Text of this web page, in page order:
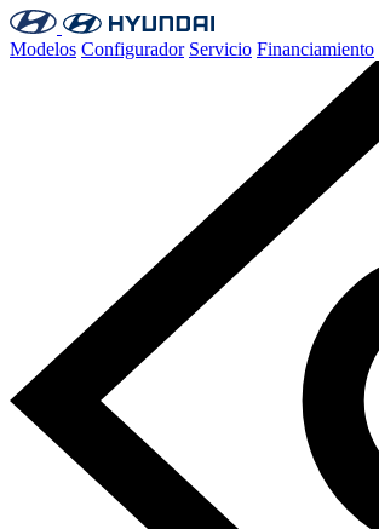
Modelos Configurador Servicio Financiamiento